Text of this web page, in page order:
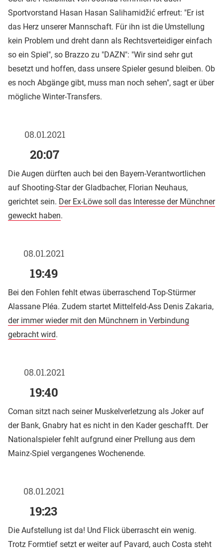
Sportvorstand Hasan Hasan Salihamidžić erfreut: "Er ist
das Herz unserer Mannschaft. Für ihn ist die Umstellung
kein Problem und dreht dann als Rechtsverteidiger einfach
so ein Spiel", so Brazzo zu "DAZN": "Wir sind sehr gut
besetzt und hoffen, dass unsere Spieler gesund bleiben. Ob
es noch Abgänge gibt, muss man noch sehen", sagt er über
mögliche Winter-Transfers.
08.01.2021
20:07
Die Augen dürften auch bei den Bayern-Verantwortlichen
auf Shooting-Star der Gladbacher, Florian Neuhaus,
gerichtet sein. Der Ex-Löwe soll das Interesse der Münchner
geweckt haben.
08.01.2021
19:49
Bei den Fohlen fehlt etwas überraschend Top-Stürmer
Alassane Pléa. Zudem startet Mittelfeld-Ass Denis Zakaria,
der immer wieder mit den Münchnern in Verbindung
gebracht wird.
08.01.2021
19:40
Coman sitzt nach seiner Muskelverletzung als Joker auf
der Bank, Gnabry hat es nicht in den Kader geschafft. Der
Nationalspieler fehlt aufgrund einer Prellung aus dem
Mainz-Spiel vergangenes Wochenende.
08.01.2021
19:23
Die Aufstellung ist da! Und Flick überrascht ein wenig.
Trotz Formtief setzt er weiter auf Pavard, auch Costa steht